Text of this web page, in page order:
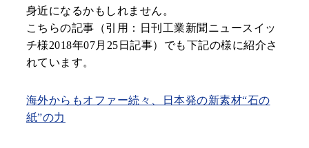
身近になるかもしれません。
こちらの記事（引用：日刊工業新聞ニュースイッ
チ様2018年07月25日記事）でも下記の様に紹介さ
れています。
海外からもオファー続々、日本発の新素材“石の
紙”の力